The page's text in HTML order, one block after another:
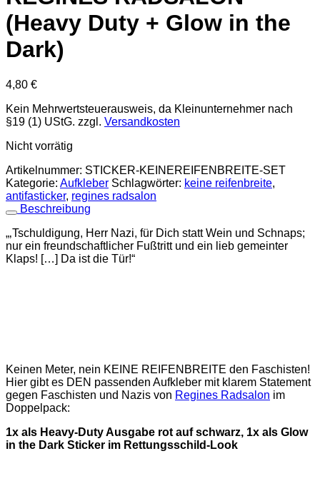
(Heavy Duty + Glow in the
Dark)
4,80 €
Kein Mehrwertsteuerausweis, da Kleinunternehmer nach
§19 (1) UStG. zzgl. Versandkosten
Nicht vorrätig
Artikelnummer: STICKER-KEINEREIFENBREITE-SET
Kategorie: Aufkleber Schlagwörter: keine reifenbreite,
antifasticker, regines radsalon
Beschreibung
„‚Tschuldigung, Herr Nazi, für Dich statt Wein und Schnaps;
nur ein freundschaftlicher Fußtritt und ein lieb gemeinter
Klaps! […] Da ist die Tür!“
Keinen Meter, nein KEINE REIFENBREITE den Faschisten!
Hier gibt es DEN passenden Aufkleber mit klarem Statement
gegen Faschisten und Nazis von Regines Radsalon im
Doppelpack:
1x als Heavy-Duty Ausgabe rot auf schwarz, 1x als Glow
in the Dark Sticker im Rettungsschild-Look